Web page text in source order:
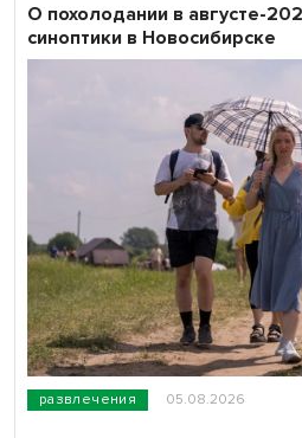
развлечения 05.08.2026
О похолодании в августе-
синоптики в Новосибирске